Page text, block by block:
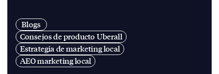
Blogs
Consejos de producto Uberall
Estrategia de marketing local
AEO marketing local